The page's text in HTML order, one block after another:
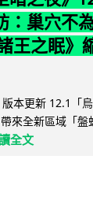
：巢穴不
王之眠》
版本更新 12.1「
來全新區域「盤
全文